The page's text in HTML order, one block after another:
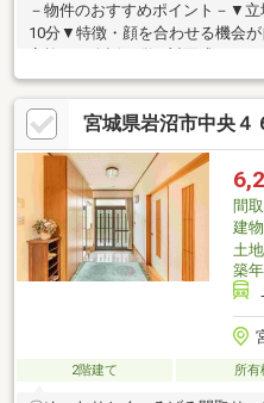
－物件のおすすめポイント－▼
10分▼特徴・顔を合わせる機会が
置、家事動線に配慮・約6.8帖の
による)▼2026年6月室内リフォ
(玄関・LDK・洗面脱衣室・全洋
ニング 他▼周辺環境・COOP
ご希望の住まい探しをお手伝
細・ご相談はお気軽にお問い合わ
宮城県岩沼市中央４
間
建
土
築
2階建て 所有